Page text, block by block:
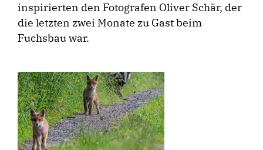
inspirierten den Fotografen Oliver Schär, der
die letzten zwei Monate zu Gast beim
Fuchsbau war.